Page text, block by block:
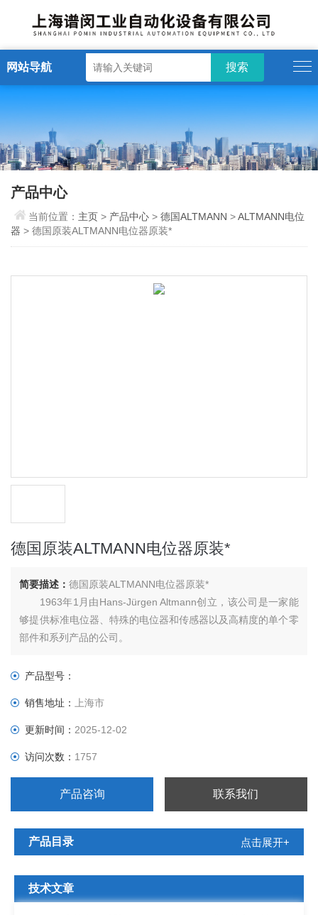
网站导航
产品中心
当前位置： 主页> 产品中心 >德国ALTMANN >ALTMANN电位
器 > 德国原装ALTMANN电位器原装*
德国原装ALTMANN电位器原装*
简要描述：德国原装ALTMANN电位器原装*
1963年1月由Hans-Jürgen Altmann创立，该公司是一家能
够提供标准电位器、特殊的电位器和传感器以及高精度的单个零
部件和系列产品的公司。
产品型号：
销售地址：上海市
更新时间：2025-12-02
访问次数： 1757
产品咨询 联系我们
产品目录 点击展开+
技术文章